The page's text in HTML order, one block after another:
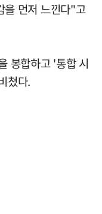
을 먼저 느낀다"고
봉합하고 '통합 시
쳤다.